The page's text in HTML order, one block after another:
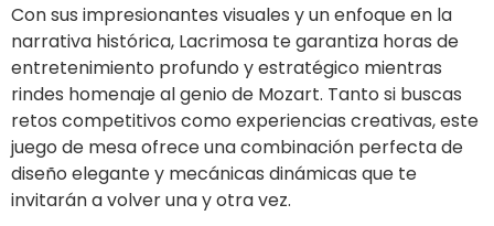
Con sus impresionantes visuales y un enfoque en la
narrativa histórica, Lacrimosa te garantiza horas de
entretenimiento profundo y estratégico mientras
rindes homenaje al genio de Mozart. Tanto si buscas
retos competitivos como experiencias creativas, este
juego de mesa ofrece una combinación perfecta de
diseño elegante y mecánicas dinámicas que te
invitarán a volver una y otra vez.